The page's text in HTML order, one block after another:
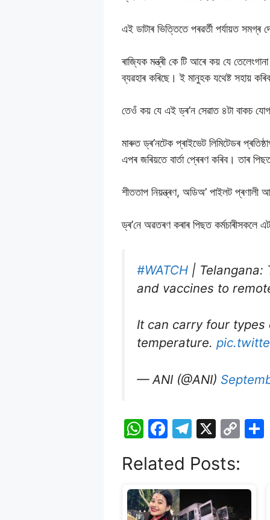
এই ডাটাৰ ভিত্তিতে পৰৱৰ্তী পৰ্যায়ত
ৰাজ্যিক মন্ত্ৰী কে টি আৰে কয় যে
ব্যৱহাৰ কৰিছে। ই মানুহক যথেষ্ট সহায়
তেওঁ কয় যে এই ড্ৰ’ন সেৱাত ৪টা বাকচ
মাৰুত ড্ৰ’নটেক প্ৰাইভেট লিমিটেডৰ
এপৰ জৰিয়তে বাৰ্তা প্ৰেৰণ কৰিব। তাৰ
শীততাপ নিয়ন্ত্ৰণ, অডিঅ’ পাইলট প্ৰণালী
ড্ৰ’নে অৱতৰণ কৰাৰ পিছত কৰ্মচাৰীসকলে
#WATCH | Telangana:
and vaccines to
It can carry four
temperature.
— ANI (@ANI)
W
at
s
A
F
c
e
b
T
e
gr
a
X
C
y
Related Posts: